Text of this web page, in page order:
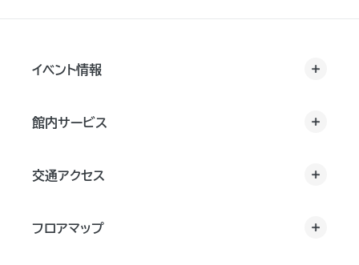
イベント情報
館内サービス
交通アクセス
フロアマップ